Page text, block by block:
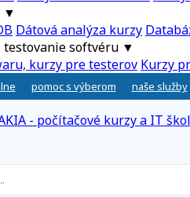
▼
Dátová analýza kurzy
testovanie softvéru ▼
kurzy pre testerov Kurzy
pomoc s výberom naše služby